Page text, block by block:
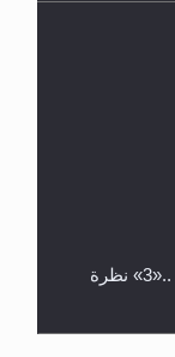
رأيٌ في لغة المسيح الموعود عليه السلام ..«3» نظرة